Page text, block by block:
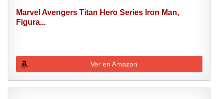
Marvel Avengers Titan Hero Series Iron Man,
Figura...
Ver en Amazon